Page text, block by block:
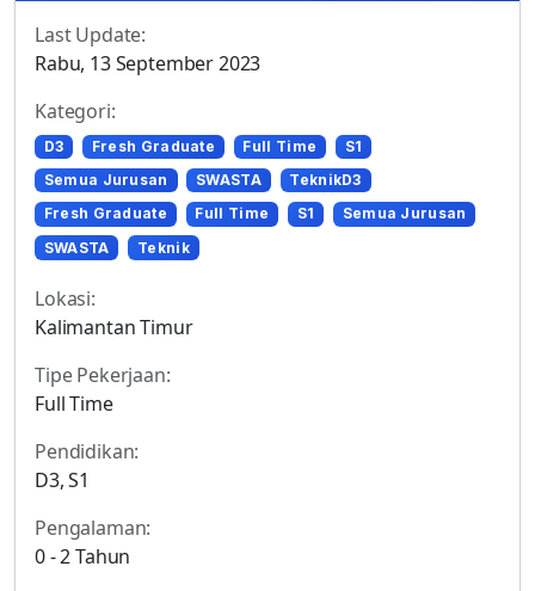
Last Update:
Rabu, 13 September 2023
Kategori:
D3 Fresh Graduate Full Time
S1
Semua Jurusan
SWASTA
TeknikD3
Fresh Graduate
Full Time S1
Semua Jurusan
SWASTA
Teknik
Lokasi:
Kalimantan Timur
Tipe Pekerjaan:
Full Time
Pendidikan:
D3, S1
Pengalaman:
0 - 2 Tahun